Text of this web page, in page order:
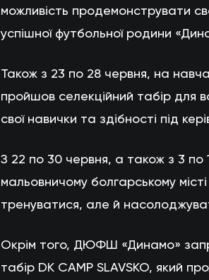
можливість продемонструвати
успішної футбольної родини
Також з 23 по 28 червня, на
пройшов селекційний табір для
свої навички та здібності під
З 22 по 30 червня, а також з 3 по
мальовничому болгарському
тренуватися, але й
Окрім того, ДЮФШ «Динамо»
табір DK CAMP SLAVSKO, який